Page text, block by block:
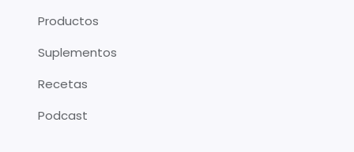
Productos
Suplementos
Recetas
Podcast